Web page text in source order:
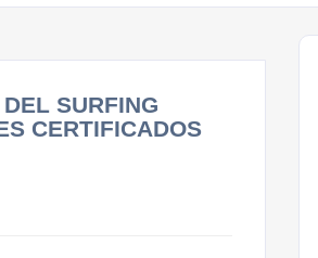
SURFING
CERTIFICADOS